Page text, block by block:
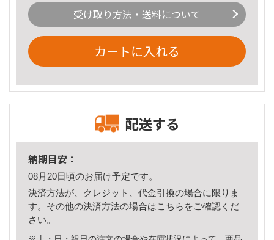
受け取り方法・送料について
カートに入れる
配送する
納期目安：
08月20日頃のお届け予定です。
決済方法が、クレジット、代金引換の場合に限りま
す。その他の決済方法の場合はこちら をご確認くだ
さい。